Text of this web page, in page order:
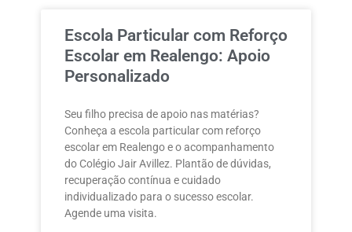
Escola Particular com Reforço
Escolar em Realengo: Apoio
Personalizado
Seu filho precisa de apoio nas matérias?
Conheça a escola particular com reforço
escolar em Realengo e o acompanhamento
do Colégio Jair Avillez. Plantão de dúvidas,
recuperação contínua e cuidado
individualizado para o sucesso escolar.
Agende uma visita.